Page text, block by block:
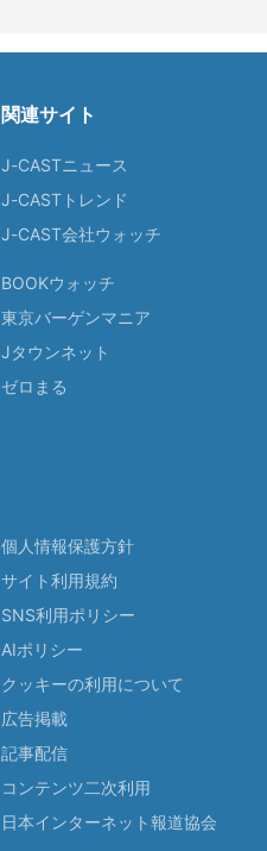
関連サイト
J-CASTニュース
J-CASTトレンド
J-CAST会社ウォッチ
BOOKウォッチ
東京バーゲンマニア
Jタウンネット
ゼロまる
個人情報保護方針
サイト利用規約
SNS利用ポリシー
AIポリシー
クッキーの利用について
広告掲載
記事配信
コンテンツ二次利用
日本インターネット報道協会